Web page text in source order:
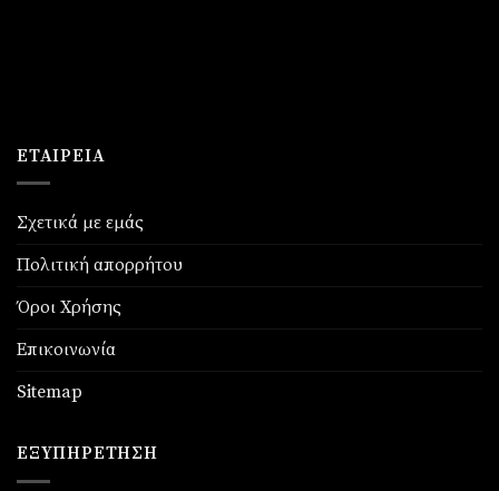
ΕΤΑΙΡΕΊΑ
Σχετικά με εμάς
Πολιτική απορρήτου
Όροι Χρήσης
Επικοινωνία
Sitemap
ΕΞΥΠΗΡΈΤΗΣΗ